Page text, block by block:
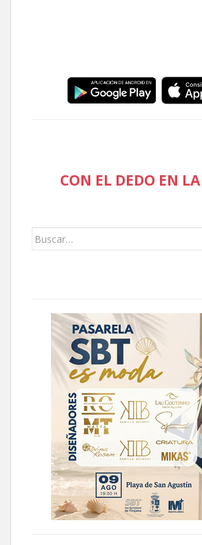
CON EL DEDO EN
Buscar: